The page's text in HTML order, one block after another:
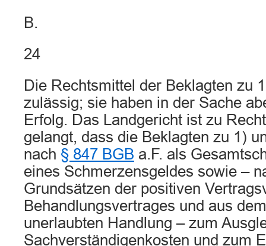
B.
24
Die Rechtsmittel der Beklagten zu
zulässig; sie haben in der Sache
Erfolg. Das Landgericht ist zu
gelangt, dass die Beklagten zu 1)
nach § 847 BGB a.F. als
eines Schmerzensgeldes sowie –
Grundsätzen der positiven
Behandlungsvertrages und aus
unerlaubten Handlung – zum
Sachverständigenkosten und zum